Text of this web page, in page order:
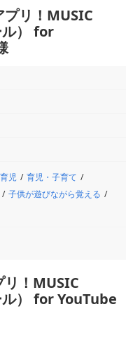
プリ！MUSIC
ル） for
児
育児・子育て
子供が遊びながら覚える
リ！MUSIC
） for YouTube